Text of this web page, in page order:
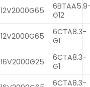
12V2000G65
G12
12V2000G65
6CTA8.3-
G1
16V2000G25
6CTA8.3-
G1
6CTA8.3-